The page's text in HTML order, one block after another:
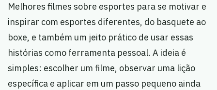
Melhores filmes sobre esportes para se motivar e
inspirar com esportes diferentes, do basquete ao
boxe, e também um jeito prático de usar essas
histórias como ferramenta pessoal. A ideia é
simples: escolher um filme, observar uma lição
específica e aplicar em um passo pequeno ainda